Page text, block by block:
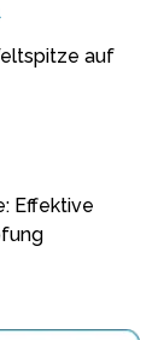
auf
Effektive